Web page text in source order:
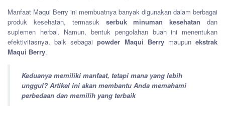
Manfaat Maqui Berry ini membuatnya banyak digunakan dalam berbagai
produk kesehatan, termasuk serbuk minuman kesehatan dan
suplemen herbal. Namun, bentuk pengolahan buah ini menentukan
efektivitasnya, baik sebagaipowder Maqui Berrymaupunekstrak
Maqui Berry.
Keduanya memiliki manfaat, tetapi mana yang lebih
unggul? Artikel ini akan membantu Anda memahami
perbedaan dan memilih yang terbaik